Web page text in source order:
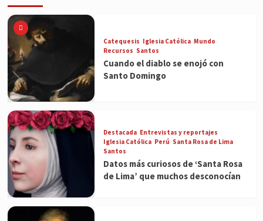
Catequesis Iglesia Católica Mundo
Recursos Santos
Cuando el diablo se enojó con
Santo Domingo
Destacada Entrevistas y reportajes
Iglesia Católica Perú Santa Rosa de Lima
Santos
Datos más curiosos de ‘Santa Rosa
de Lima’ que muchos desconocían